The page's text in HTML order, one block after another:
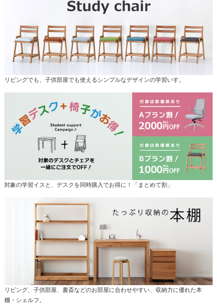
リビングでも、子供部屋でも使えるシンプルなデザインの学習いす。
対象の学習イスと、デスクを同時購入でお得に！「まとめて割」
リビング、子供部屋、書斎などのお部屋に合わせやすい、収納力に優れた本
棚・シェルフ。